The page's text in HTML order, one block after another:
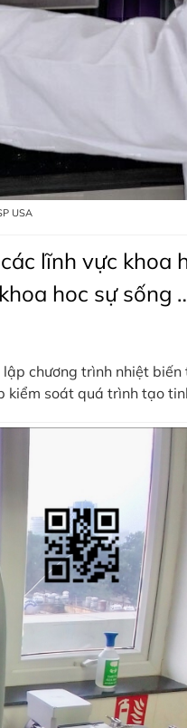
USA
lĩnh vực khoa
hoc sự sống
chương trình nhiệt biến
kiểm soát quá trình tạo